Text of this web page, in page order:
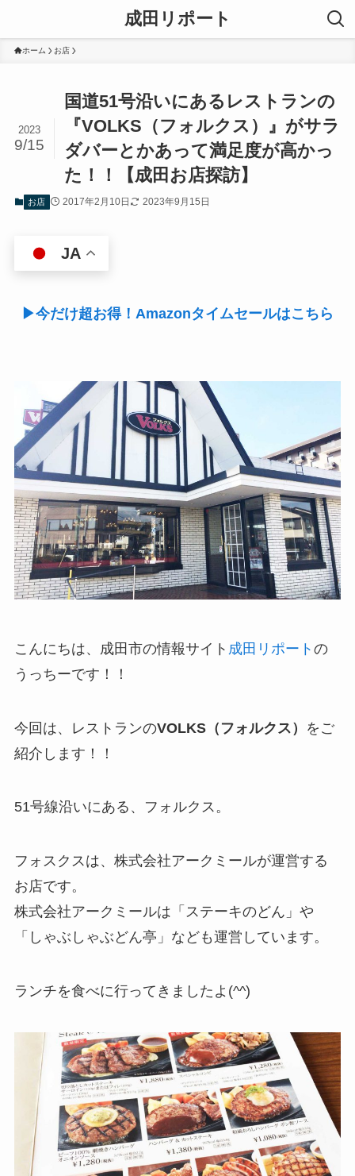
成田リポート
ホーム お店
国道51号沿いにあるレストランの
『VOLKS（フォルクス）』がサラ
ダバーとかあって満足度が高かっ
た！！【成田お店探訪】
2023
9/15
お店 2017年2月10日 2023年9月15日
JA
▶今だけ超お得！Amazonタイムセールはこちら
こんにちは、成田市の情報サイト 成田リポート の
うっちーです！！
今回は、レストランのVOLKS（フォルクス）
をご
紹介します！！
51号線沿いにある、フォルクス。
フォスクスは、株式会社アークミールが運営する
お店です。
株式会社アークミールは「ステーキのどん」や
「しゃぶしゃぶどん亭」なども運営しています。
ランチを食べに行ってきましたよ(^^)